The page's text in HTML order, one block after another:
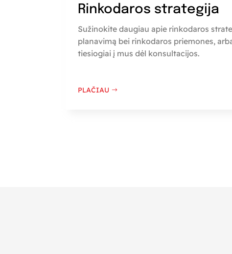
Rinkodaros strategija
Sužinokite daugiau apie rinkodaros
planavimą bei rinkodaros priemones,
tiesiogiai į mus dėl konsultacijos.
PLAČIAU